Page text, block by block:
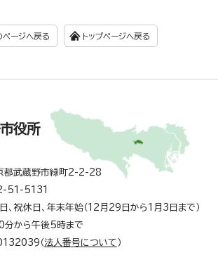
ページへ戻る トップページへ戻る
役所
武蔵野市緑町2-2-28
51-5131
日、祝休日、年末年始（12月29日から1月3日まで）
分から午後5時まで
（ 法人番号について ）